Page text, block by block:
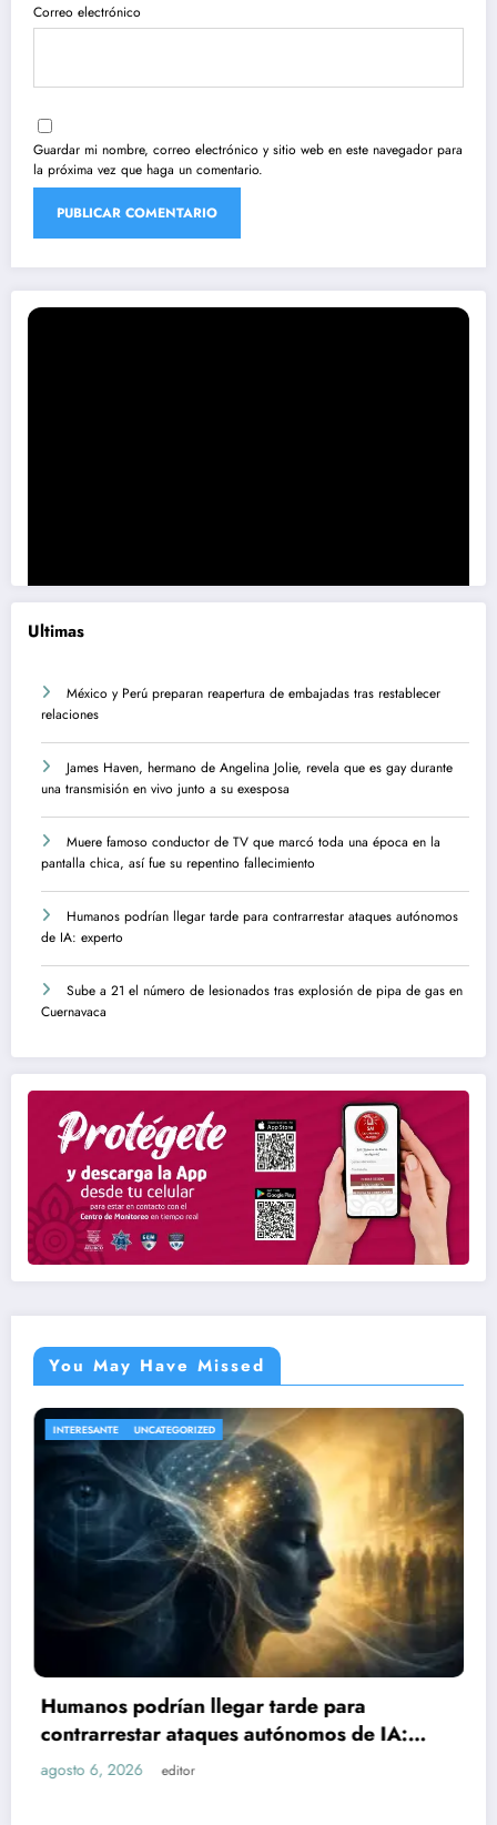
Correo electrónico
Guardar mi nombre, correo electrónico y sitio web en este navegador para
la próxima vez que haga un comentario.
Ultimas
México y Perú preparan reapertura de embajadas tras restablecer
relaciones
James Haven, hermano de Angelina Jolie, revela que es gay durante
una transmisión en vivo junto a su exesposa
Muere famoso conductor de TV que marcó toda una época en la
pantalla chica, así fue su repentino fallecimiento
Humanos podrían llegar tarde para contrarrestar ataques autónomos
de IA: experto
Sube a 21 el número de lesionados tras explosión de pipa de gas en
Cuernavaca
You May Have Missed
para
de IA:
NACIONAL
Sube a 21 el número de
explosión de pipa de gas
agosto 6, 2026 editor